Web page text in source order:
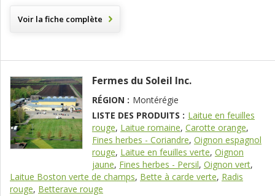
Voir la fiche complète
Fermes du Soleil Inc.
RÉGION : Montérégie
LISTE DES PRODUITS : Laitue en feuilles
rouge, Laitue romaine, Carotte orange,
Fines herbes - Coriandre, Oignon espagnol
rouge, Laitue en feuilles verte, Oignon
jaune, Fines herbes - Persil, Oignon vert,
Laitue Boston verte de champs, Bette à carde verte, Radis
rouge, Betterave rouge